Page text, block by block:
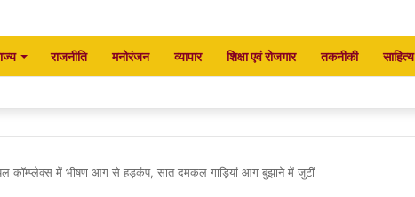
राजनीति मनोरंजन व्यापार शिक्षा एवं रोजगार तकनीकी साहित्य
कॉम्प्लेक्स में भीषण आग से हड़कंप, सात दमकल गाड़ियां आग बुझाने में जुटीं